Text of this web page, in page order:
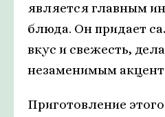
является главным
блюда. Он придает
вкус и свежесть,
незаменимым
Приготовление